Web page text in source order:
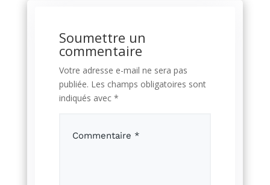
Soumettre un
commentaire
Votre adresse e-mail ne sera pas
publiée. Les champs obligatoires sont
indiqués avec *